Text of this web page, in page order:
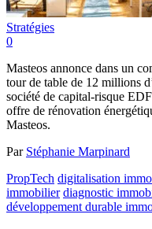
Stratégies
0
Masteos annonce dans un
tour de table de 12 millions
société de capital-risque
offre de rénovation
Masteos.
Par Stéphanie Marpinard
PropTech digitalisation
immobilier diagnostic
développement durable